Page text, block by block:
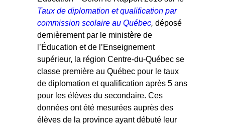
Taux de diplomation et qualification par
commission scolaire au Québec, déposé
dernièrement par le ministère de
l’Éducation et de l’Enseignement
supérieur, la région Centre-du-Québec se
classe première au Québec pour le taux
de diplomation et qualification après 5 ans
pour les élèves du secondaire. Ces
données ont été mesurées auprès des
élèves de la province ayant débuté leur